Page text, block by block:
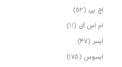
اچ پی (52)
ام اس آی (11)
ایسر (47)
ایسوس (175)